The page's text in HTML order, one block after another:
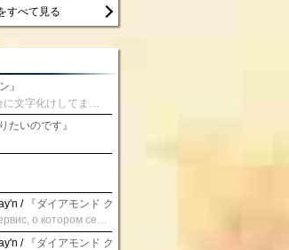
すべて見る
』
たいのです』
/ 『ダイアモンド クレバス/射手座☆午後九時 Don't be
/ 『ダイアモンド クレバス/射手座☆午後九時 Don't be